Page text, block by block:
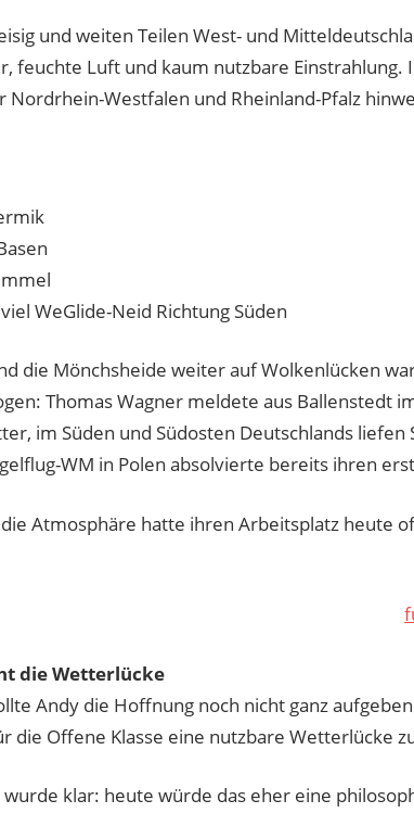
und weiten Teilen West- und
feuchte Luft und kaum nutzbare Einstrahlung.
Nordrhein-Westfalen und Rheinland-Pfalz
WeGlide-Neid Richtung Süden
die Mönchsheide weiter auf Wolkenlücken
Thomas Wagner meldete aus Ballenstedt
im Süden und Südosten Deutschlands liefen
WM in Polen absolvierte bereits ihren
die Atmosphäre hatte ihren Arbeitsplatz heute
die Wetterlücke
Andy die Hoffnung noch nicht ganz
die Offene Klasse eine nutzbare Wetterlücke
wurde klar: heute würde das eher eine